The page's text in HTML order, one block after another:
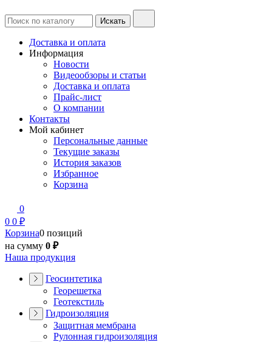
Доставка и оплата
Информация
Новости
Видеообзоры и статьи
Доставка и оплата
Прайс-лист
О компании
Контакты
Мой кабинет
Персональные данные
Текущие заказы
История заказов
Избранное
Корзина
0
0 0 ₽
Корзина0 позиций
на сумму 0 ₽
Наша продукция
Геосинтетика
Георешетка
Геотекстиль
Гидроизоляция
Защитная мембрана
Рулонная гидроизоляция